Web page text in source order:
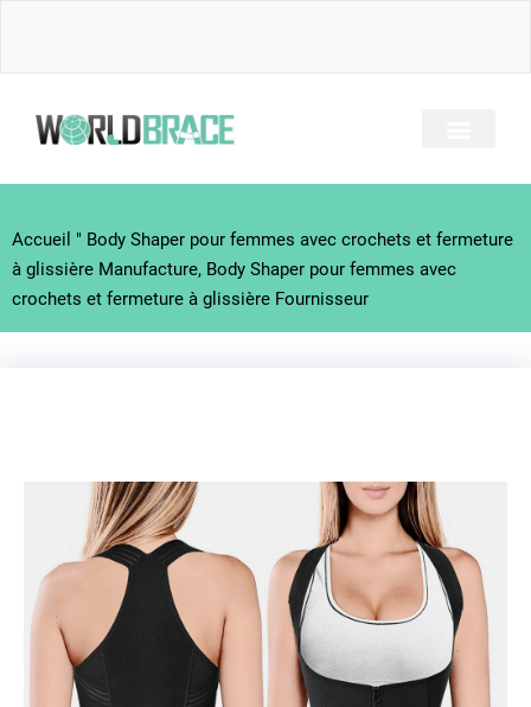
Accueil " Body Shaper pour femmes avec crochets et fermeture
à glissière Manufacture, Body Shaper pour femmes avec
crochets et fermeture à glissière Fournisseur